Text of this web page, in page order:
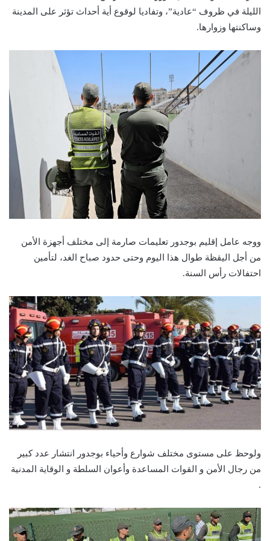
الليلة في ظروف “عادية”، وتفاديا لوقوع أية أحداث تؤثر على المدينة
وساكنتها وزوارها.
ووجه عامل إقليم بوجدور تعليمات صارمة إلى مختلف أجهزة الأمن
من أجل اليقظة طوال هذا اليوم وحتى حدود صباح الغد، لتأمين
احتفالات رأس السنة.
ولوحظ على مستوى مختلف شوارع وأحياء بوجدور انتشار عدد كبير
من رجال الأمن و القوات المساعدة وأعوان السلطة و الوقاية المدنية
.